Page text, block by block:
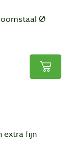
Ø
extra fijn